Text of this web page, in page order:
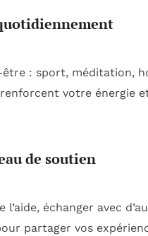
: sport, méditation,
votre énergie
de soutien
l’aide, échanger avec
partager vos